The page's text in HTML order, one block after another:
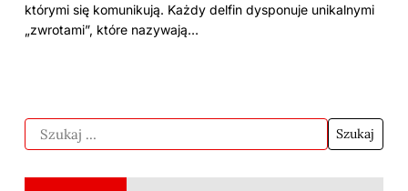
którymi się komunikują. Każdy delfin dysponuje unikalnymi
„zwrotami”, które nazywają…